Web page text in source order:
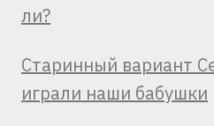
ли?
Старинный вариант
играли наши бабушки